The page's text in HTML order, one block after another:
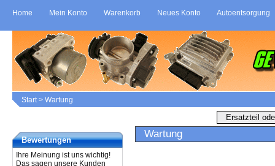
Home Mein Konto Warenkorb Neues Konto Autoentsorgung
Start> Wartung
Wartung
Bewertungen
Ihre Meinung ist uns wichtig!
Das sagen unsere Kunden